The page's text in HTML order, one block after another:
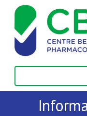
Passer
contenu
Actualités